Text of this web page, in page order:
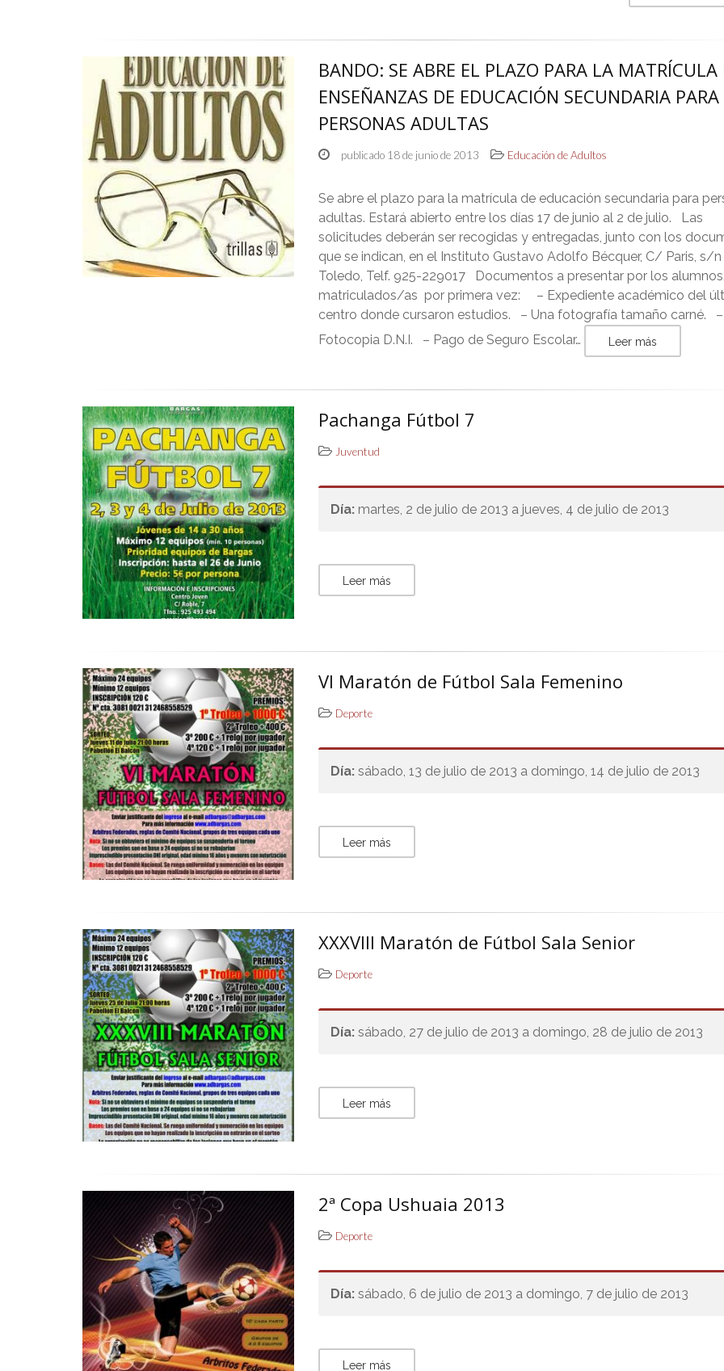
BANDO: SE ABRE EL PLAZO PARA LA MATRÍCULA
ENSEÑANZAS DE EDUCACIÓN SECUNDARIA PARA
PERSONAS ADULTAS
publicado 18 de junio de 2013 Educación de Adultos
Se abre el plazo para la matrícula de educación secundaria para
adultas. Estará abierto entre los días 17 de junio al 2 de julio. Las
solicitudes deberán ser recogidas y entregadas, junto con los
que se indican, en el Instituto Gustavo Adolfo Bécquer, C/ Paris, s/
Toledo, Telf. 925-229017 Documentos a presentar por los
matriculados/as por primera vez: – Expediente académico del
centro donde cursaron estudios. – Una fotografía tamaño carné. –
Fotocopia D.N.I. – Pago de Seguro Escolar…
Leer más
Pachanga Fútbol 7
Juventud
Día: martes, 2 de julio de 2013 a jueves, 4 de julio de 2013
Leer más
VI Maratón de Fútbol Sala Femenino
Deporte
Día:sábado, 13 de julio de 2013 a domingo, 14 de julio de 2013
Leer más
XXXVIII Maratón de Fútbol Sala Senior
Deporte
Día:sábado, 27 de julio de 2013 a domingo, 28 de julio de 2013
Leer más
2ª Copa Ushuaia 2013
Deporte
Día:sábado, 6 de julio de 2013 a domingo, 7 de julio de 2013
Leer más